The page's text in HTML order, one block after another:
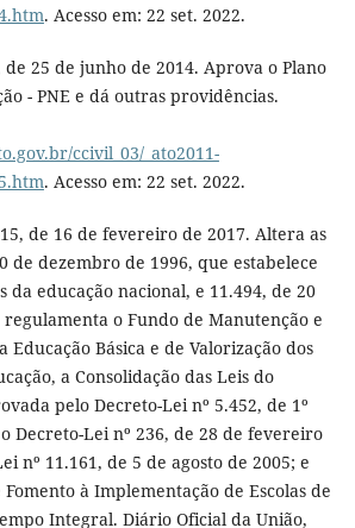
. Acesso em: 22 set. 2022.
de 25 de junho de 2014. Aprova o Plano
- PNE e dá outras providências.
ccivil_03/_ato2011-
. Acesso em: 22 set. 2022.
de 16 de fevereiro de 2017. Altera as
de dezembro de 1996, que estabelece
da educação nacional, e 11.494, de 20
o Fundo de Manutenção e
Educação Básica e de Valorização dos
a Consolidação das Leis do
pelo Decreto-Lei nº 5.452, de 1º
Decreto-Lei nº 236, de 28 de fevereiro
nº 11.161, de 5 de agosto de 2005; e
à Implementação de Escolas de
Integral. Diário Oficial da União,